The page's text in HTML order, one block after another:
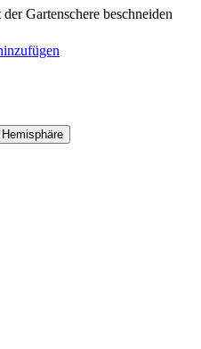
Gartenschere beschneiden